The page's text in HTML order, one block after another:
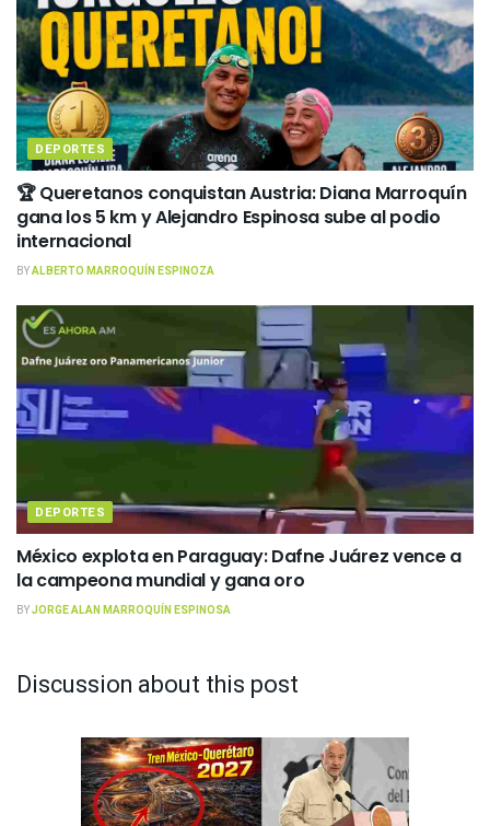
DEPORTES
🏆 Queretanos conquistan Austria: Diana Marroquín
gana los 5 km y Alejandro Espinosa sube al podio
internacional
BYALBERTO MARROQUÍN ESPINOZA
DEPORTES
México explota en Paraguay: Dafne Juárez vence a
la campeona mundial y gana oro
BYJORGE ALAN MARROQUÍN ESPINOSA
Discussion about this post